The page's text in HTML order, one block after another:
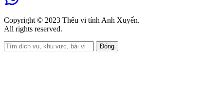
Copyright © 2023 Thêu vi tính Anh Xuyến.
All rights reserved.
Đóng